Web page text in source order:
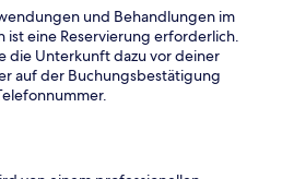
und Behandlungen im
ist eine Reservierung erforderlich.
die Unterkunft dazu vor deiner
auf der Buchungsbestätigung